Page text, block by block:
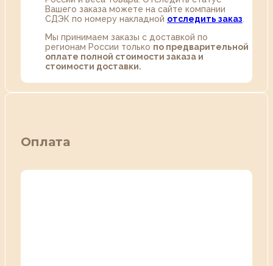
Вашего заказа можете на сайте компании
СДЭК по номеру накладной отследить заказ
Мы принимаем заказы с доставкой по
регионам России только по предварительной
оплате полной стоимости заказа и
стоимости доставки.
Оплата